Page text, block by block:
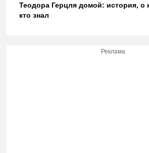
Теодора Герцля домой: история, о
кто знал
Реклама